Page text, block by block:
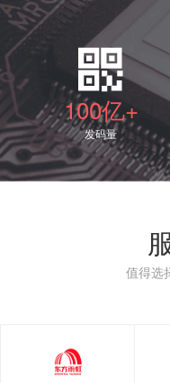
100亿+
发码量
值得选